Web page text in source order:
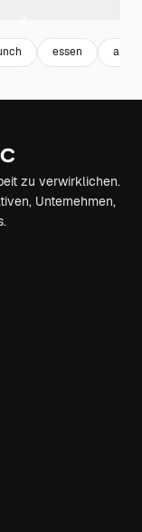
essen
zu verwirklichen.
Unternehmen,